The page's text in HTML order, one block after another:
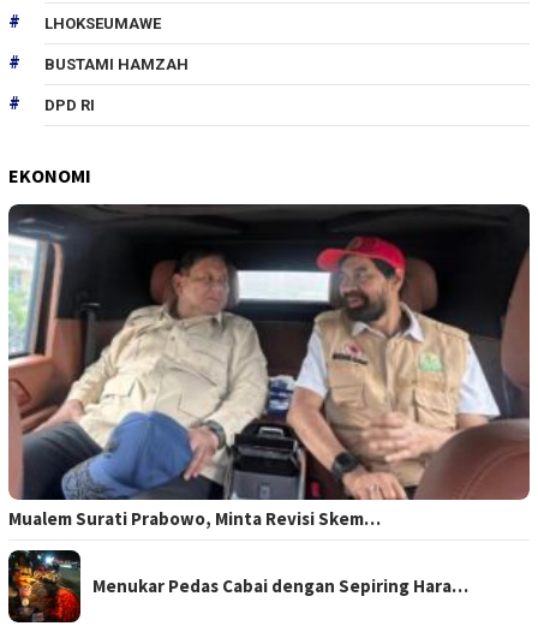
LHOKSEUMAWE
BUSTAMI HAMZAH
DPD RI
EKONOMI
Mualem Surati Prabowo, Minta Revisi Skem…
Menukar Pedas Cabai dengan Sepiring Hara…